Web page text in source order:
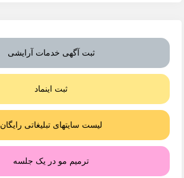
ثبت آگهی خدمات آرایشی
ثبت اینماد
لیست سایتهای تبلیغاتی رایگان
ترمیم مو در یک جلسه